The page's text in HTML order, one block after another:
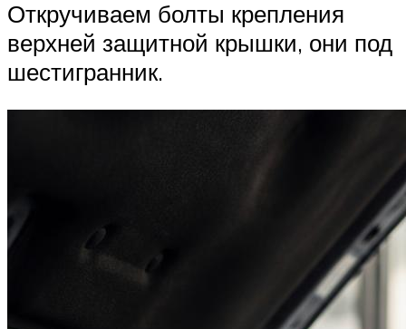
Откручиваем болты крепления
верхней защитной крышки, они под
шестигранник.